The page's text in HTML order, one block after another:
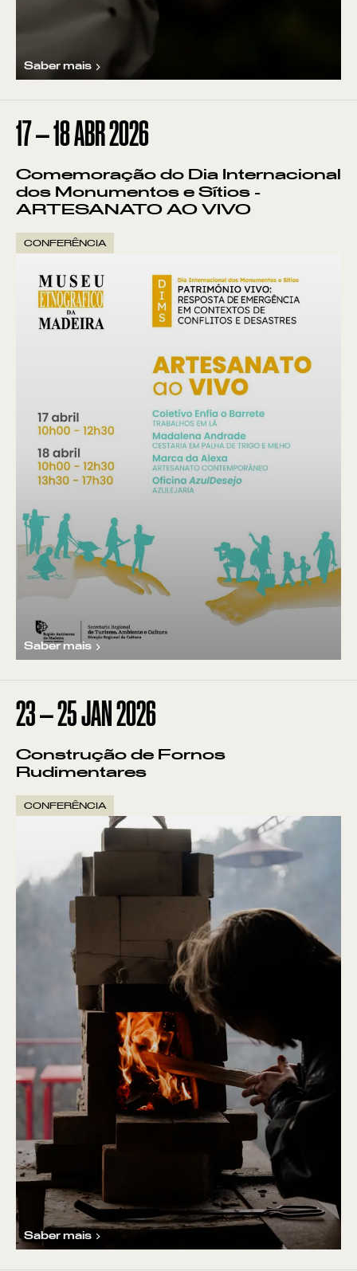
Saber mais
17—18ABR2026
Comemoração do Dia Internacional
dos Monumentos e Sítios -
ARTESANATO AO VIVO
CONFERÊNCIA
Saber mais
23—25JAN2026
Construção de Fornos
Rudimentares
CONFERÊNCIA
Saber mais